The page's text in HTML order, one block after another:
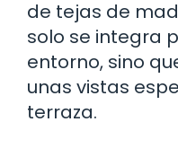
de tejas de
solo se integra
entorno, sino
unas vistas
terraza.